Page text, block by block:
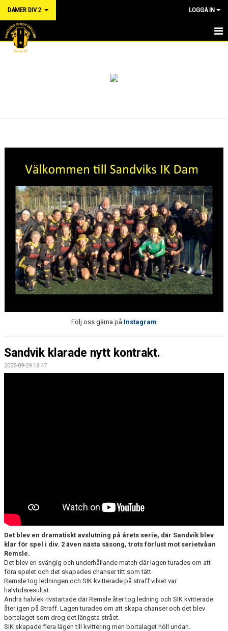
DAMER DIV 2 LOGGA IN
HEM
LÄNKAR
KONTAKT
Följ oss gärna på Instagram
Sandvik klarade nytt kontrakt.
2025-09-29 18:47
Det blev en dramatiskt avslutning på årets serie, där Sandvik blev
klar för spel i div. 2 även nästa säsong, trots förlust mot serietvåan
Remsle.
Det blev en svängig och underhållande match där lagen turades om att
föra spelet och det skapades chanser titt som tätt.
Remsle tog ledningen och SIK kvitterade på straff vilket var
halvtidsresultat.
Andra halvlek rivstartade där Remsle åter tog ledning och SIK kvitterade
åter igen på Straff. Lagen turades om att skapa chanser och det blev
bortalaget som drog det längsta strået.
SIK skapade flera lägen till kvittering men bortalaget höll undan.